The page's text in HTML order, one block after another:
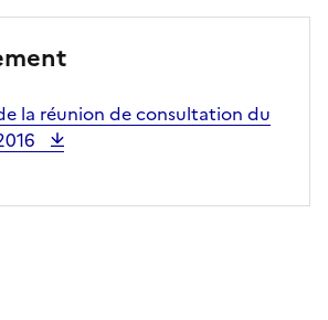
la réunion de consultation du